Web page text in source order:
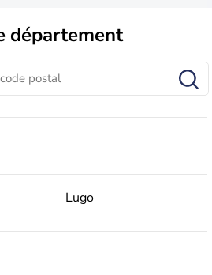
département
Lugo